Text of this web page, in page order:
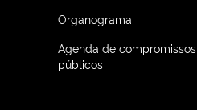
Organograma
Agenda de compromissos
públicos